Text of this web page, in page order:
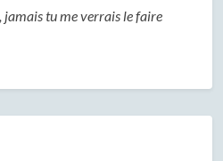
jamais tu me verrais le faire